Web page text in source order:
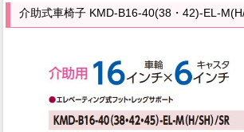
介助式車椅子 KMD-B16-40(38・42)-EL-